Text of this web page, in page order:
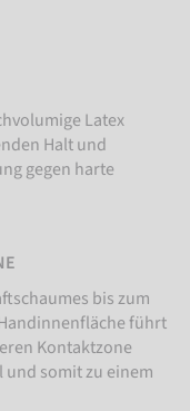
Latex
Halt und
gegen harte
bis zum
führt
Kontaktzone
und somit zu einem